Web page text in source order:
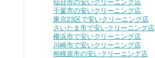
仙台市の安いクリーニング店
千葉市の安いクリーニング店
東京23区で安いクリーニング店
さいたま市で安いクリーニング店
横浜市で安いクリーニング店
川崎市で安いクリーニング店
相模原市の安いクリーニング店